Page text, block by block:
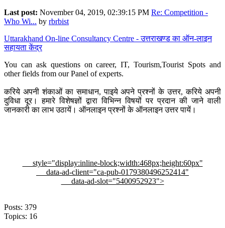
Last post: November 04, 2019, 02:39:15 PM Re: Competition -
Who Wi... by rbrbist
Uttarakhand On-line Consultancy Centre - उत्तराखण्ड का ऑन-लाइन
सहायता केंद्र
You can ask questions on career, IT, Tourism,Tourist Spots and
other fields from our Panel of experts.
करिये अपनी शंकाओं का समाधान, पाइये अपने प्रश्नों के उत्तर, करिये अपनी
दुविधा दूर। हमारे विशेषज्ञों द्वारा विभिन्न विषयों पर प्रदान की जाने वाली
जानकारी का लाभ उठायें। ऑनलाइन प्रश्नों के ऑनलाइन उत्तर पायें।
style="display:inline-block;width:468px;height:60px"
data-ad-client="ca-pub-0179380496252414"
data-ad-slot="5400952923">
Posts: 379
Topics: 16